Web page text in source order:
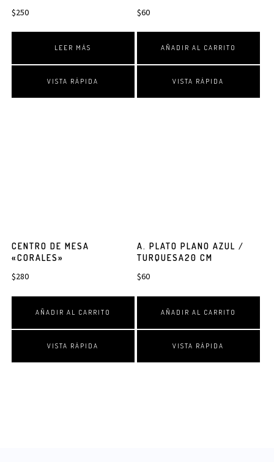
$250
LEER MÁS
VISTA RÁPIDA
$60
AÑADIR AL CARRITO
VISTA RÁPIDA
CENTRO DE MESA
«CORALES»
$280
AÑADIR AL CARRITO
VISTA RÁPIDA
A. PLATO PLANO AZUL /
TURQUESA20 CM
$60
AÑADIR AL CARRITO
VISTA RÁPIDA